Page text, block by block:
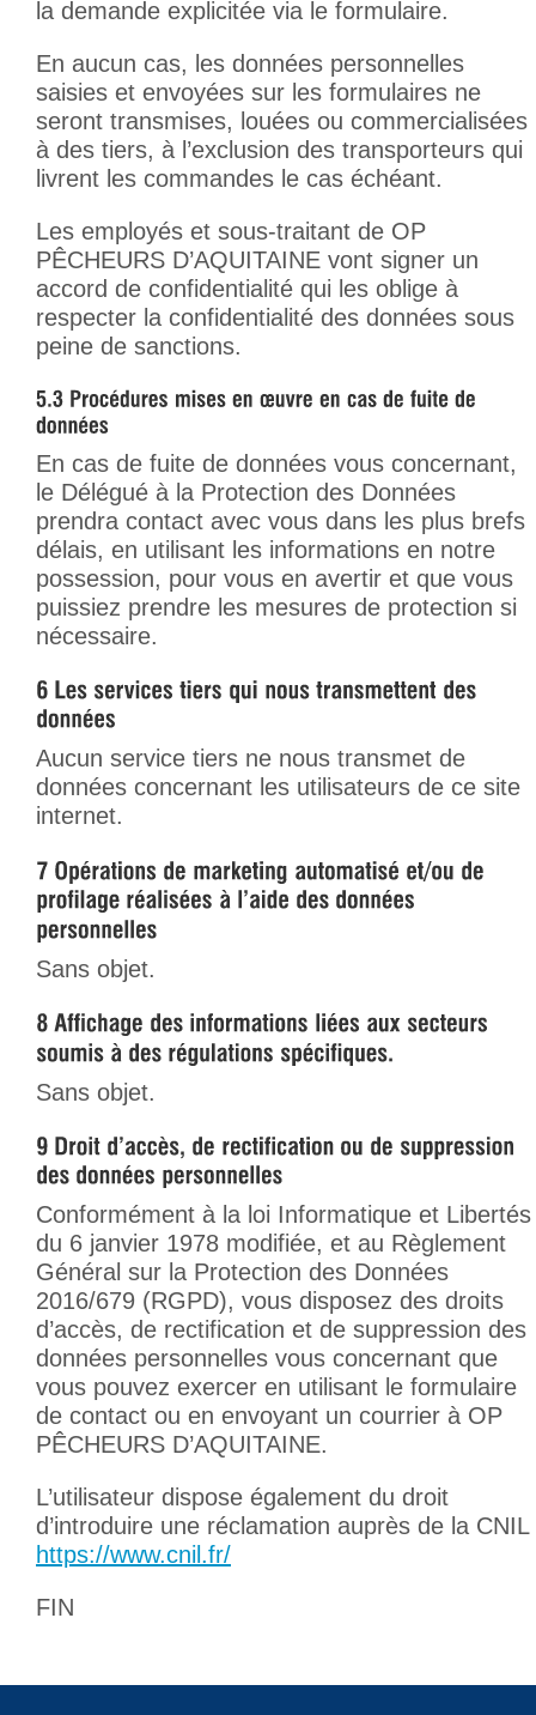
la demande explicitée via le formulaire.
En aucun cas, les données personnelles
saisies et envoyées sur les formulaires ne
seront transmises, louées ou commercialisées
à des tiers, à l’exclusion des transporteurs qui
livrent les commandes le cas échéant.
Les employés et sous-traitant de OP
PÊCHEURS D’AQUITAINE vont signer un
accord de confidentialité qui les oblige à
respecter la confidentialité des données sous
peine de sanctions.
En cas de fuite de données vous concernant,
le Délégué à la Protection des Données
prendra contact avec vous dans les plus brefs
délais, en utilisant les informations en notre
possession, pour vous en avertir et que vous
puissiez prendre les mesures de protection si
nécessaire.
Aucun service tiers ne nous transmet de
données concernant les utilisateurs de ce site
internet.
Sans objet.
Sans objet.
Conformément à la loi Informatique et Libertés
du 6 janvier 1978 modifiée, et au Règlement
Général sur la Protection des Données
2016/679 (RGPD), vous disposez des droits
d’accès, de rectification et de suppression des
données personnelles vous concernant que
vous pouvez exercer en utilisant le formulaire
de contact ou en envoyant un courrier à OP
PÊCHEURS D’AQUITAINE.
L’utilisateur dispose également du droit
d’introduire une réclamation auprès de la CNIL
https://www.cnil.fr/
FIN